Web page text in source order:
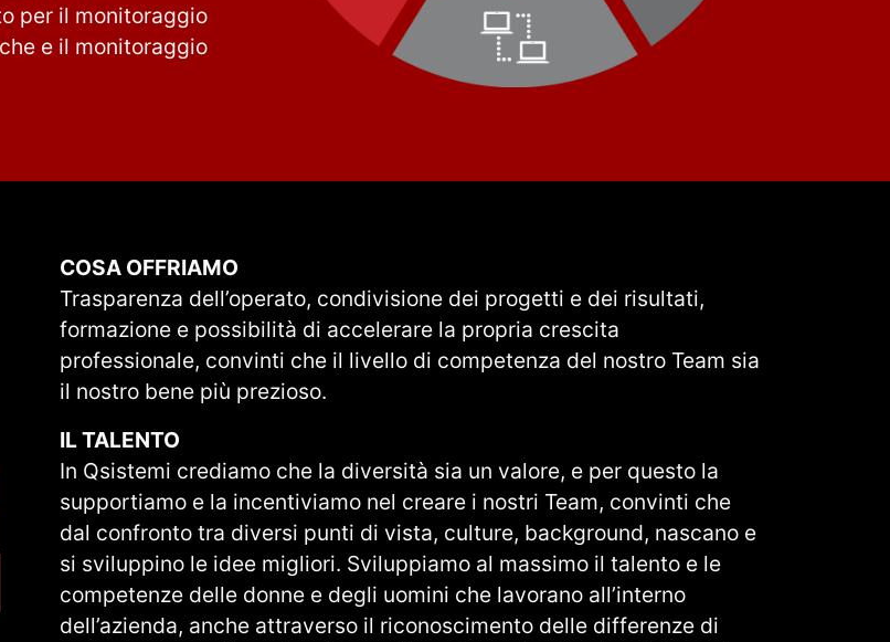
per il monitoraggio
e il monitoraggio
COSA OFFRIAMO
Trasparenza dell’operato, condivisione dei progetti e dei risultati,
formazione e possibilità di accelerare la propria crescita
professionale, convinti che il livello di competenza del nostro Team sia
il nostro bene più prezioso.
IL TALENTO
In Qsistemi crediamo che la diversità sia un valore, e per questo la
supportiamo e la incentiviamo nel creare i nostri Team, convinti che
dal confronto tra diversi punti di vista, culture, background, nascano e
si sviluppino le idee migliori. Sviluppiamo al massimo il talento e le
competenze delle donne e degli uomini che lavorano all’interno
dell’azienda, anche attraverso il riconoscimento delle differenze di